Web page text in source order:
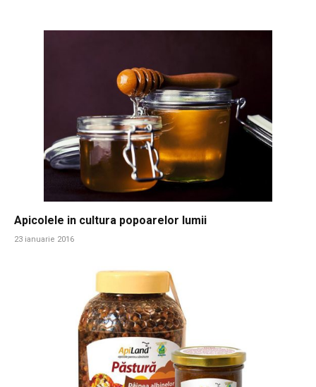
Apicolele in cultura popoarelor lumii
23 ianuarie 2016